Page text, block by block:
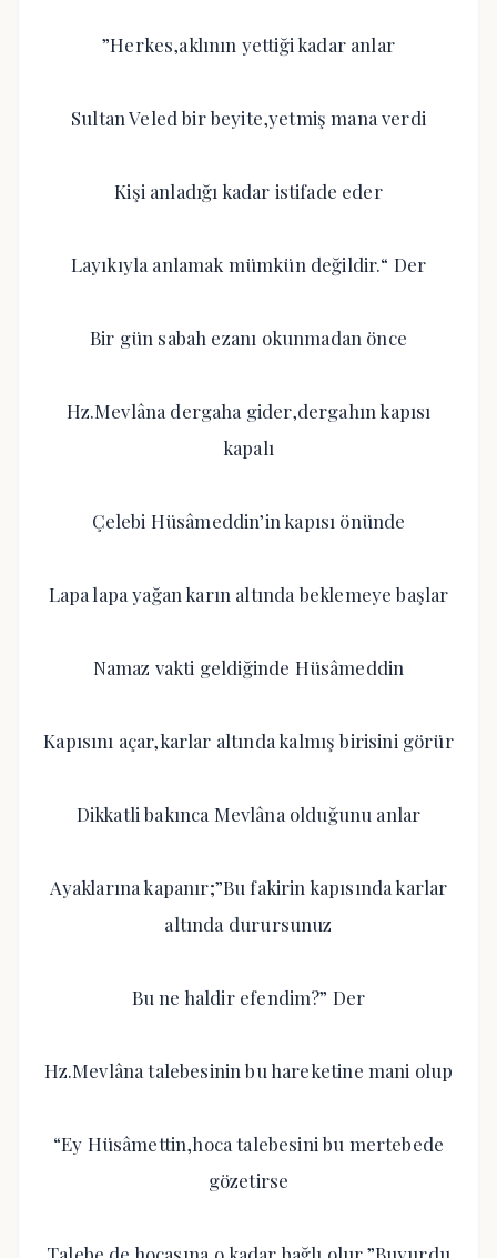
”Herkes,aklının yettiği kadar anlar
Sultan Veled bir beyite,yetmiş mana verdi
Kişi anladığı kadar istifade eder
Layıkıyla anlamak mümkün değildir.“ Der
Bir gün sabah ezanı okunmadan önce
Hz.Mevlâna dergaha gider,dergahın kapısı
kapalı
Çelebi Hüsâmeddin’in kapısı önünde
Lapa lapa yağan karın altında beklemeye başlar
Namaz vakti geldiğinde Hüsâmeddin
Kapısını açar,karlar altında kalmış birisini görür
Dikkatli bakınca Mevlâna olduğunu anlar
Ayaklarına kapanır;”Bu fakirin kapısında karlar
altında durursunuz
Bu ne haldir efendim?” Der
Hz.Mevlâna talebesinin bu hareketine mani olup
“Ey Hüsâmettin,hoca talebesini bu mertebede
gözetirse